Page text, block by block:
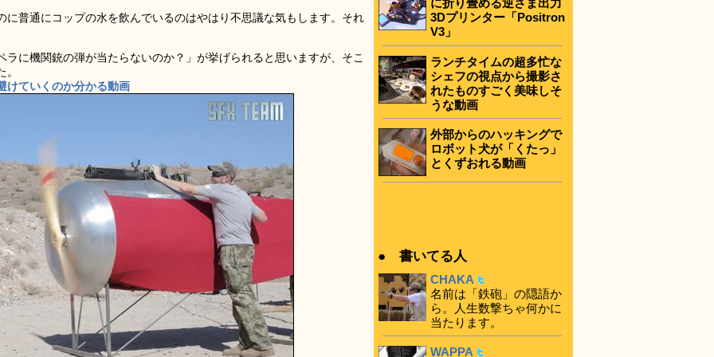
普通にコップの水を飲んでいるのはやはり不思議な気もします。それ
に機関銃の弾が当たらないのか？」が挙げられると思いますが、そこ
けていくのか分かる動画
に折り畳める逆さま出力
3Dプリンター「Positron
V3」
ランチタイムの超多忙な
シェフの視点から撮影さ
れたものすごく美味しそ
うな動画
外部からのハッキングで
ロボット犬が「くたっ」
とくずおれる動画
● 書いてる人
CHAKA
名前は「鉄砲」の隠語か
ら。人生数撃ちゃ何かに
当たります。
WAPPA